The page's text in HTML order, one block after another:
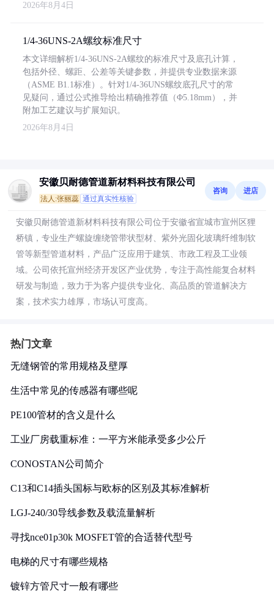
2026年8月4日
1/4-36UNS-2A螺纹标准尺寸
本文详细解析1/4-36UNS-2A螺纹的标准尺寸及底孔计算，
包括外径、螺距、公差等关键参数，并提供专业数据来源
（ASME B1.1标准）。针对1/4-36UNS螺纹底孔尺寸的常
见疑问，通过公式推导给出精确推荐值（Φ5.18mm），并
附加工艺建议与扩展知识。
2026年8月4日
安徽贝耐德管道新材料科技有限公司
法人:张丽蕊 通过真实性核验
咨询 进店
安徽贝耐德管道新材料科技有限公司位于安徽省宣城市宣州区狸
桥镇，专业生产螺旋缠绕管带状型材、紫外光固化玻璃纤维制软
管等新型管道材料，产品广泛应用于建筑、市政工程及工业领
域。公司依托宣州经济开发区产业优势，专注于高性能复合材料
研发与制造，致力于为客户提供专业化、高品质的管道解决方
案，技术实力雄厚，市场认可度高。
热门文章
无缝钢管的常用规格及壁厚
生活中常见的传感器有哪些呢
PE100管材的含义是什么
工业厂房载重标准：一平方米能承受多少公斤
CONOSTAN公司简介
C13和C14插头国标与欧标的区别及其标准解析
LGJ-240/30导线参数及载流量解析
寻找nce01p30k MOSFET管的合适替代型号
电梯的尺寸有哪些规格
镀锌方管尺寸一般有哪些